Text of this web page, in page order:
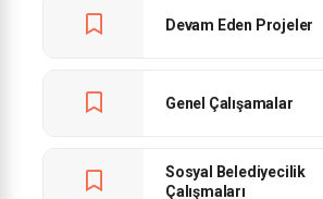
Devam Eden Projeler
Genel Çalışamalar
Sosyal Belediyecilik
Çalışmaları